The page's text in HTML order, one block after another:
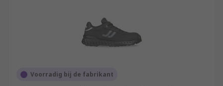
Voorradig bij de fabrikant